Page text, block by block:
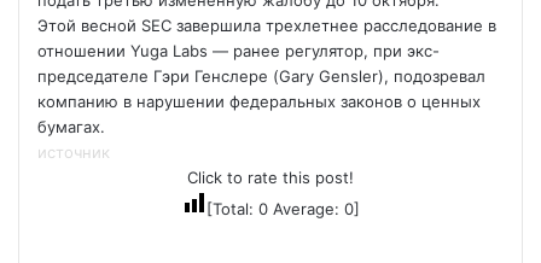
Этой весной SEC завершила трехлетнее расследование в
отношении Yuga Labs — ранее регулятор, при экс-
председателе Гэри Генслере (Gary Gensler), подозревал
компанию в нарушении федеральных законов о ценных
бумагах.
источник
Click to rate this post!
[Total: 0Average: 0]